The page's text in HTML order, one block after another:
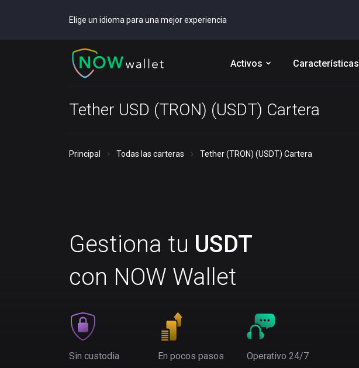
Elige un idioma para una mejor experiencia
Activos Características
Tether USD (TRON) (USDT) Cartera
Principal Todas las carteras Tether (TRON) (USDT) Cartera
Gestiona tu USDT
con NOW Wallet
Sin custodia En pocos pasos Operativo 24/7